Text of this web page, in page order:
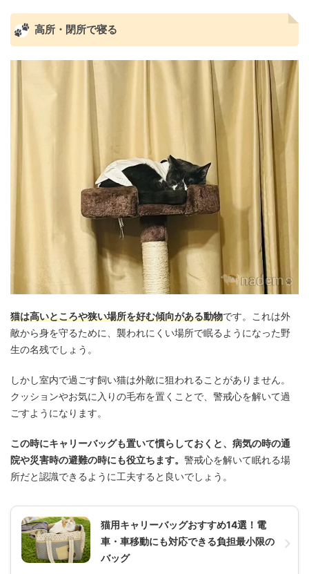
高所・閉所で寝る
猫は高いところや狭い場所を好む傾向がある動物です。これは外
敵から身を守るために、襲われにくい場所で眠るようになった野
生の名残でしょう。
しかし室内で過ごす飼い猫は外敵に狙われることがありません。
クッションやお気に入りの毛布を置くことで、警戒心を解いて過
ごすようになります。
この時にキャリーバッグも置いて慣らしておくと、病気の時の通
院や災害時の避難の時にも役立ちます。 警戒心を解いて眠れる場
所だと認識できるように工夫すると良いでしょう。
猫用キャリーバッグおすすめ14選！電
車・車移動にも対応できる負担最小限の
バッグ